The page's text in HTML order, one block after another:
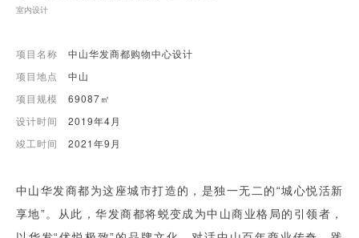
室内设计
项目名称
中山华发商都购物中心设计
项目地点
中山
项目规模
69087㎡
设计时间
2019年4月
竣工时间
2021年9月
中山华发商都为这座城市打造的，是独一无二的“城心悦活新
享地”。从此，华发商都将蜕变成为中山商业格局的引领者，